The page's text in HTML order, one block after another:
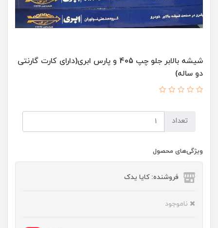
شیشه بالابر جلو چپ 405 و پارس ابری(دارای کارت گارنتی
دو ساله)
تعداد
ویژگی‌های محصول
فروشنده: کایا یدک
ناموجود